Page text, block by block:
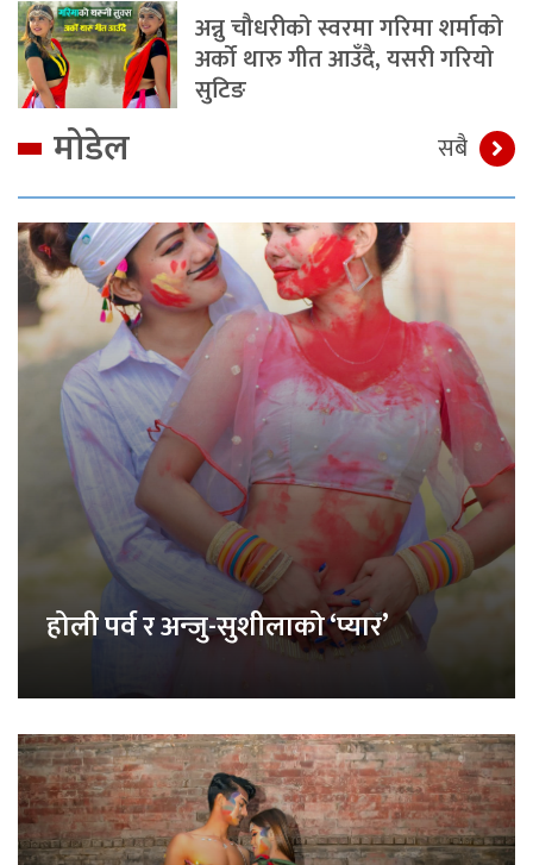
अन्नु चौधरीको स्वरमा गरिमा शर्माको
अर्को थारु गीत आउँदै, यसरी गरियो
सुटिङ
मोडेल सबै
होली पर्व र अन्जु-सुशीलाको ‘प्यार’